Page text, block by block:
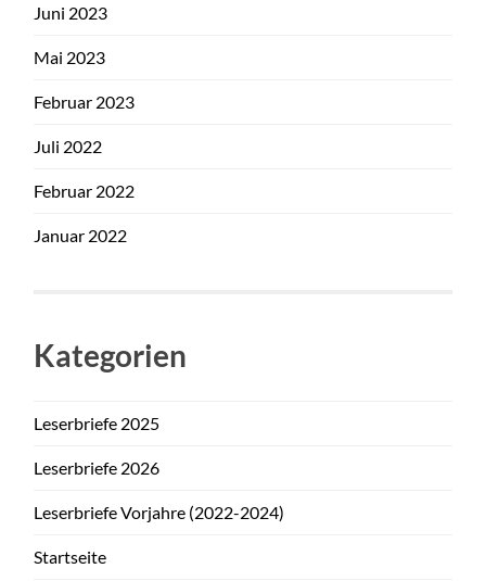
Juni 2023
Mai 2023
Februar 2023
Juli 2022
Februar 2022
Januar 2022
Kategorien
Leserbriefe 2025
Leserbriefe 2026
Leserbriefe Vorjahre (2022-2024)
Startseite